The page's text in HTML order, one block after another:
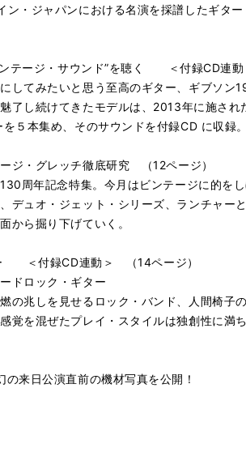
・ジャパンにおける名演を採譜したギタ
テージ・サウンド”を聴く ＜付録CD連
してみたいと思う至高のギター、ギブソ
了し続けてきたモデルは、2013年に施さ
５本集め、そのサウンドを付録CD に収録
ジ・グレッチ徹底研究 （12ページ）
周年記念特集。今月はビンテージに的を
デュオ・ジェット・シリーズ、ランチャ
から掘り下げていく。
＜付録CD連動＞ （14ページ）
ドロック・ギター
の兆しを見せるロック・バンド、人間椅
覚を混ぜたプレイ・スタイルは独創性に
来日公演直前の機材写真を公開！